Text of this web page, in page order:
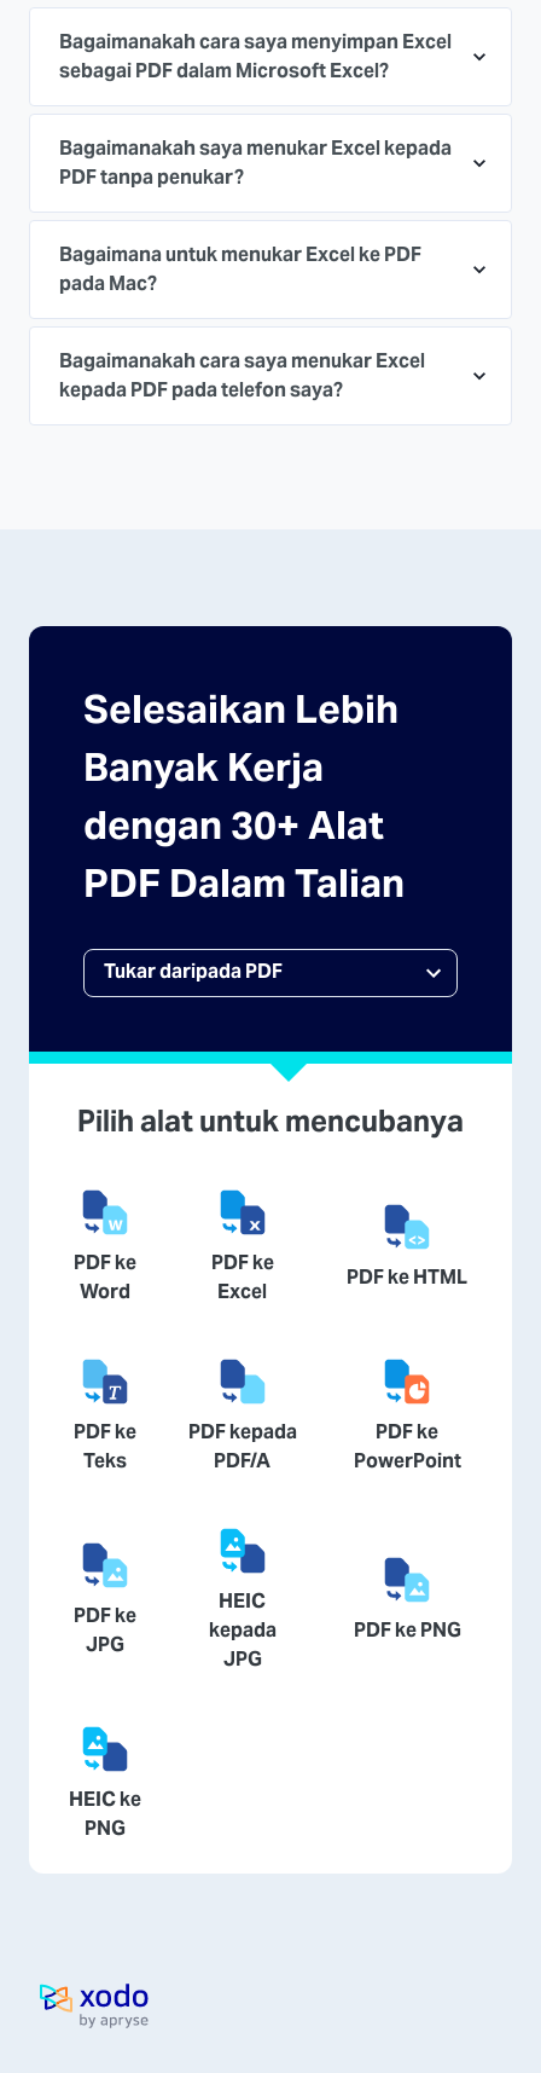
Bagaimanakah cara saya menyimpan Excel
sebagai PDF dalam Microsoft Excel?
Bagaimanakah saya menukar Excel kepada
PDF tanpa penukar?
Bagaimana untuk menukar Excel ke PDF
pada Mac?
Bagaimanakah cara saya menukar Excel
kepada PDF pada telefon saya?
Selesaikan Lebih
Banyak Kerja
dengan 30+ Alat
PDF Dalam Talian
Pilih alat untuk mencubanya
PDF ke
Word
PDF ke
Excel
PDF ke HTML
PDF ke
Teks
PDF kepada
PDF/A
PDF ke
PowerPoint
PDF ke
JPG
HEIC
kepada
JPG
PDF ke PNG
HEIC ke
PNG
Laman utama